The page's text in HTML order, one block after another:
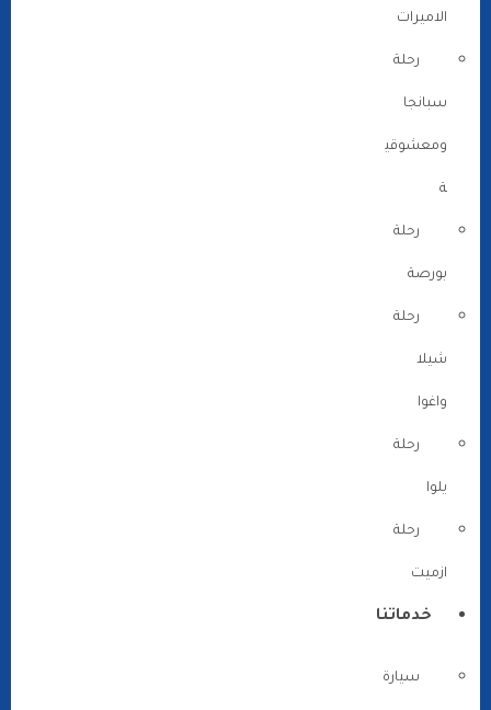
الاميرات
رحلة
سبانجا
ومعشوقي
ة
رحلة
بورصة
رحلة
شيلا
واغوا
رحلة
يلوا
رحلة
ازميت
خدماتنا
سيارة